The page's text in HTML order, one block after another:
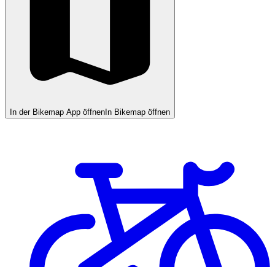
In der Bikemap App öffnen In Bikemap öffnen